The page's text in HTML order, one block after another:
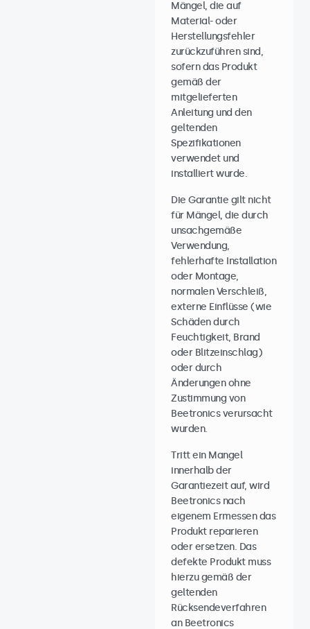
Mängel, die auf
Material- oder
Herstellungsfehler
zurückzuführen sind,
sofern das Produkt
gemäß der
mitgelieferten
Anleitung und den
geltenden
Spezifikationen
verwendet und
installiert wurde.
Die Garantie gilt nicht
für Mängel, die durch
unsachgemäße
Verwendung,
fehlerhafte Installation
oder Montage,
normalen Verschleiß,
externe Einflüsse (wie
Schäden durch
Feuchtigkeit, Brand
oder Blitzeinschlag)
oder durch
Änderungen ohne
Zustimmung von
Beetronics verursacht
wurden.
Tritt ein Mangel
innerhalb der
Garantiezeit auf, wird
Beetronics nach
eigenem Ermessen das
Produkt reparieren
oder ersetzen. Das
defekte Produkt muss
hierzu gemäß der
geltenden
Rücksendeverfahren
an Beetronics